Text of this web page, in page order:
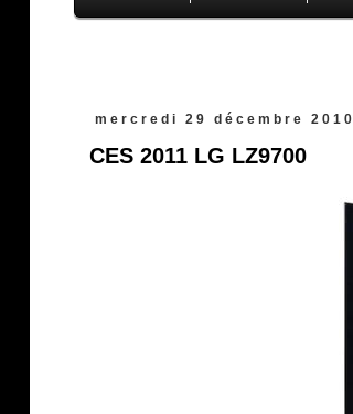
mercredi 29 décembre 2010
CES 2011 LG LZ9700